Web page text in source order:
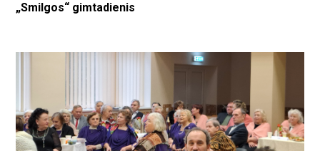
„Smilgos“ gimtadienis